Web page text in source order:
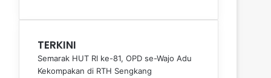
TERKINI
Semarak HUT RI ke-81, OPD se-Wajo Adu
Kekompakan di RTH Sengkang